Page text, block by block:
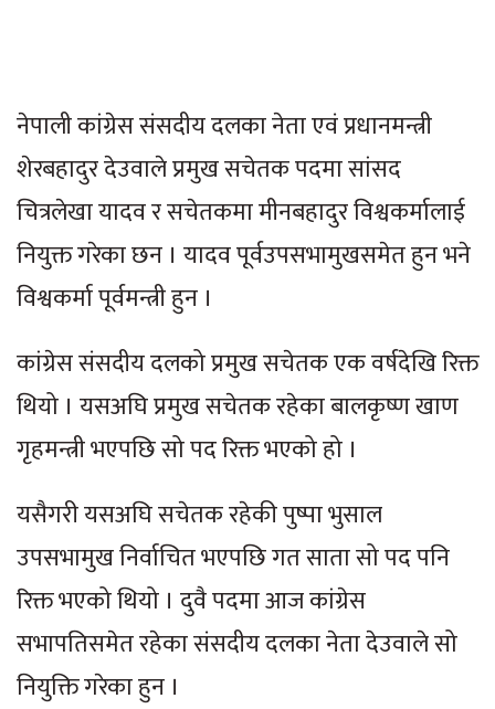
नेपाली कांग्रेस संसदीय दलका नेता एवं प्रधानमन्त्री
शेरबहादुर देउवाले प्रमुख सचेतक पदमा सांसद
चित्रलेखा यादव र सचेतकमा मीनबहादुर विश्वकर्मालाई
नियुक्त गरेका छन । यादव पूर्वउपसभामुखसमेत हुन भने
विश्वकर्मा पूर्वमन्त्री हुन ।
कांग्रेस संसदीय दलको प्रमुख सचेतक एक वर्षदेखि रिक्त
थियो । यसअघि प्रमुख सचेतक रहेका बालकृष्ण खाण
गृहमन्त्री भएपछि सो पद रिक्त भएको हो ।
यसैगरी यसअघि सचेतक रहेकी पुष्पा भुसाल
उपसभामुख निर्वाचित भएपछि गत साता सो पद पनि
रिक्त भएको थियो । दुवै पदमा आज कांग्रेस
सभापतिसमेत रहेका संसदीय दलका नेता देउवाले सो
नियुक्ति गरेका हुन ।